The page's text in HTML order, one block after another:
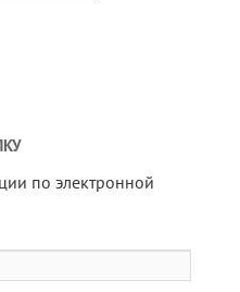
по электронной